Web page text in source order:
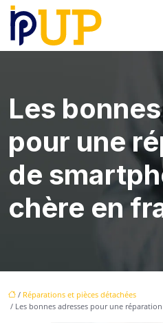
Les
pour une
de
chère en
/ Réparations et pièces détachées
/ Les bonnes adresses pour une